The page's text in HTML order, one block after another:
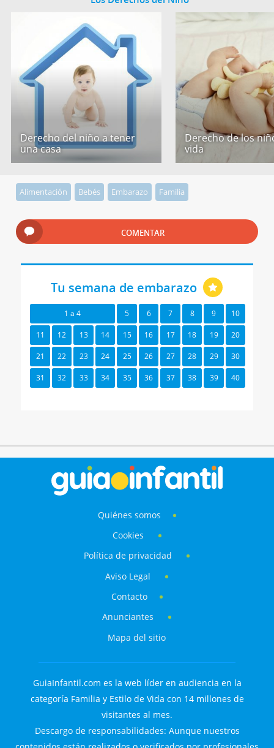
Derecho del niño a tener
una casa
Derecho de los
vida
Alimentación Bebés Embarazo Familia
COMENTAR
Tu semana de embarazo
1 a 4 5 6 7 8 9 10
11 12 13 14 15 16 17 18 19 20
21 22 23 24 25 26 27 28 29 30
31 32 33 34 35 36 37 38 39 40
Quiénes somos
Cookies
Política de privacidad
Aviso Legal
Contacto
Anunciantes
Mapa del sitio
GuiaInfantil.com es la web líder en audiencia en la
categoría Familia y Estilo de Vida con 14 millones de
visitantes al mes.
Descargo de responsabilidades: Aunque nuestros